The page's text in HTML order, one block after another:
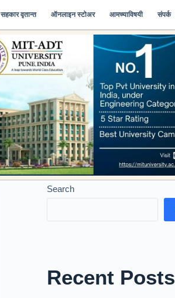
सहकार वृतान्त ऑनलाइन स्टोअर आमच्याविषयी संपर्क
Search
Recent Posts